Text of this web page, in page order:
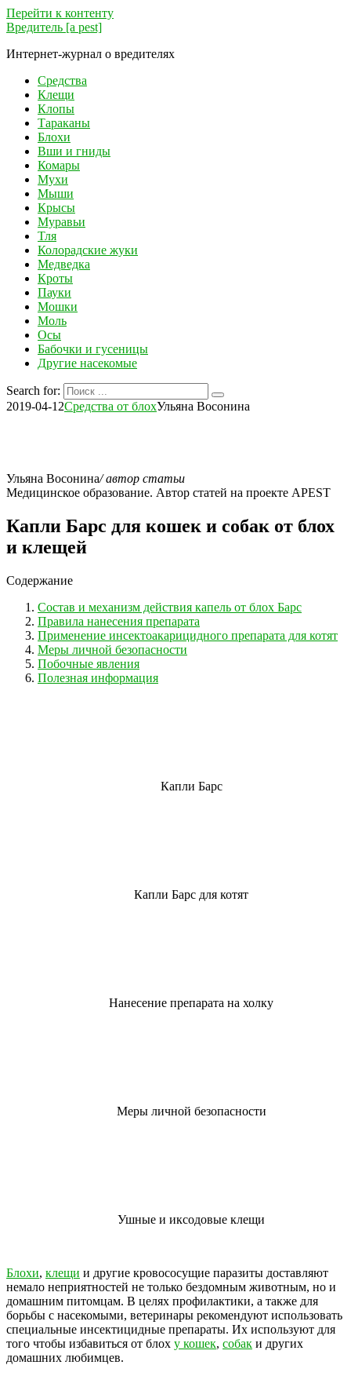
Перейти к контенту
Вредитель [a pest]
Интернет-журнал о вредителях
Средства
Клещи
Клопы
Тараканы
Блохи
Вши и гниды
Комары
Мухи
Мыши
Крысы
Муравьи
Тля
Колорадские жуки
Медведка
Кроты
Пауки
Мошки
Моль
Осы
Бабочки и гусеницы
Другие насекомые
Search for:
2019-04-12Средства от блохУльяна Восонина
Ульяна Восонина/ автор статьи
Медицинское образование. Автор статей на проекте APEST
Капли Барс для кошек и собак от блох
и клещей
Содержание
Состав и механизм действия капель от блох Барс
Правила нанесения препарата
Применение инсектоакарицидного препарата для котят
Меры личной безопасности
Побочные явления
Полезная информация
Капли Барс
Капли Барс для котят
Нанесение препарата на холку
Меры личной безопасности
Ушные и иксодовые клещи
Блохи, клещи и другие кровососущие паразиты доставляют
немало неприятностей не только бездомным животным, но и
домашним питомцам. В целях профилактики, а также для
борьбы с насекомыми, ветеринары рекомендуют использовать
специальные инсектицидные препараты. Их используют для
того чтобы избавиться от блох у кошек, собак и других
домашних любимцев.